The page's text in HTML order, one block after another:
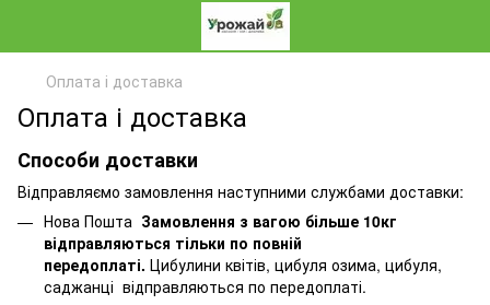
Оплата і доставка
Оплата і доставка
Способи доставки
Відправляємо замовлення наступними службами доставки:
Нова Пошта Замовлення з вагою більше 10кг
відправляються тільки по повній
передоплаті. Цибулини квітів, цибуля озима, цибуля,
саджанці відправляються по передоплаті.